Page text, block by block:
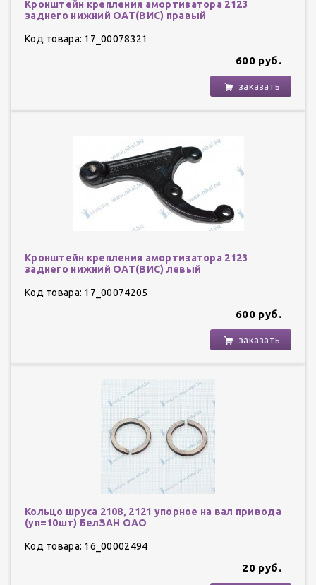
Кронштейн крепления амортизатора 2123
заднего нижний ОАТ(ВИС) правый
Код товара: 17_00078321
600 руб.
заказать
Кронштейн крепления амортизатора 2123
заднего нижний ОАТ(ВИС) левый
Код товара: 17_00074205
600 руб.
заказать
Кольцо шруса 2108, 2121 упорное на вал привода
(уп=10шт) БелЗАН ОАО
Код товара: 16_00002494
20 руб.